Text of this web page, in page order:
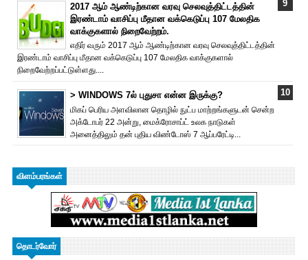
2017 ஆம் ஆண்டிற்கான வரவு செலவுத்திட்டத்தின்
இரண்டாம் வாசிப்பு மீதான வக்கெடுப்பு 107 மேலதிக
வாக்குகளால் நிறைவேற்றம்.
எதிர் வரும் 2017 ஆம் ஆண்டிற்கான வரவு செலவுத்திட்டத்தின்
இரண்டாம் வாசிப்பு மீதான வக்கெடுப்பு 107 மேலதிக வாக்குகளால்
நிறைவேற்றப்பட்டுள்ளது....
> WINDOWS 7ல் புதுசா என்ன இருக்கு?
மிகப் பெரிய அளவிலான தொழில் நுட்ப மாற்றங்களுடன் சென்ற
அக்டோபர் 22 அன்று, மைக்ரோசாப்ட் உலக நாடுகள்
அனைத்திலும் தன் புதிய விண்டோஸ் 7 ஆப்பரேட்டி...
விளம்பரங்கள்
தொடர்வோர்